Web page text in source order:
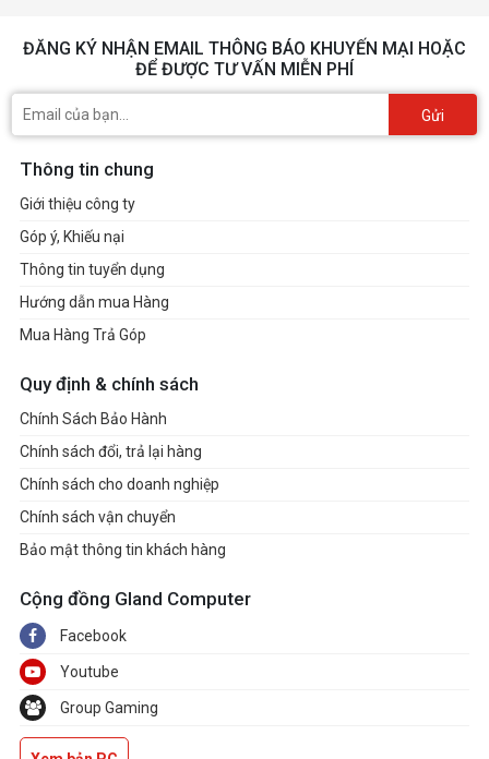
ĐĂNG KÝ NHẬN EMAIL THÔNG BÁO KHUYẾN MẠI HOẶC
ĐỂ ĐƯỢC TƯ VẤN MIỄN PHÍ
Gửi
Thông tin chung
Giới thiệu công ty
Góp ý, Khiếu nại
Thông tin tuyển dụng
Hướng dẫn mua Hàng
Mua Hàng Trả Góp
Quy định & chính sách
Chính Sách Bảo Hành
Chính sách đổi, trả lại hàng
Chính sách cho doanh nghiệp
Chính sách vận chuyển
Bảo mật thông tin khách hàng
Cộng đồng Gland Computer
Facebook
Youtube
Group Gaming